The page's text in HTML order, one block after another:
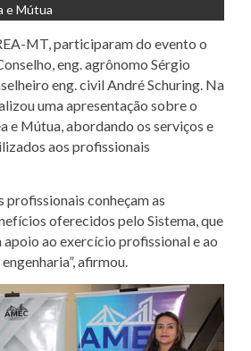
e Mútua
MT, participaram do evento o
eng. agrônomo Sérgio
eng. civil André Schuring. Na
uma apresentação sobre o
e Mútua, abordando os serviços e
aos profissionais
profissionais conheçam as
oferecidos pelo Sistema, que
ao exercício profissional e ao
afirmou.